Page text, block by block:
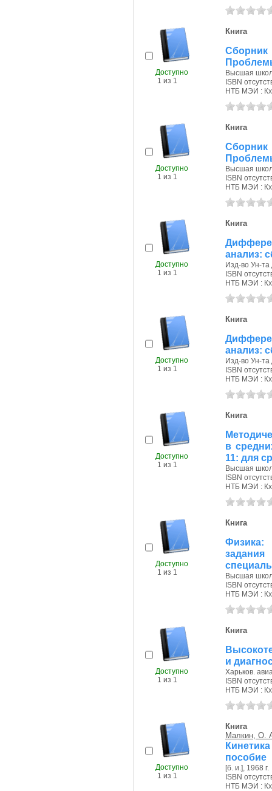
Доступно
1 из 1
Книга
Сборник
Высшая
ISBN
НТБ МЭИ : Кх
Доступно
1 из 1
Книга
Сборник
Высшая
ISBN
НТБ МЭИ : Кх
Доступно
1 из 1
Книга
анализ:
Изд-во Ун-
ISBN
НТБ МЭИ : Кх
Доступно
1 из 1
Книга
анализ:
Изд-во Ун-
ISBN
НТБ МЭИ : Кх
Доступно
1 из 1
Книга
в
11: для
Высшая
ISBN
НТБ МЭИ : Кх
Доступно
1 из 1
Книга
Физика:
Высшая
ISBN
НТБ МЭИ : Кх
Доступно
1 из 1
Книга
и
Харьков.
ISBN
НТБ МЭИ : Кх
Доступно
1 из 1
Книга
Малкин, О.
пособие
[б. и.], 1968 г.
ISBN
НТБ МЭИ : Кх